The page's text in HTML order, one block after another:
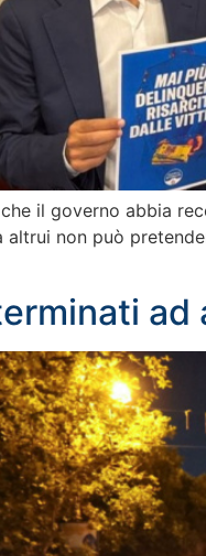
che il governo abbia
altrui non può
ad